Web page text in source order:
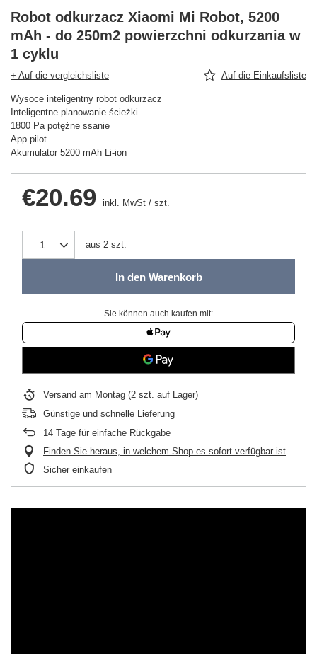
Robot odkurzacz Xiaomi Mi Robot, 5200
mAh - do 250m2 powierzchni odkurzania w
1 cyklu
+ Auf die vergleichsliste Auf die Einkaufsliste
Wysoce inteligentny robot odkurzacz
Inteligentne planowanie ścieżki
1800 Pa potężne ssanie
App pilot
Akumulator 5200 mAh Li-ion
€20.69 inkl. MwSt / szt.
aus 2 szt.
In den Warenkorb
Sie können auch kaufen mit:
Versand am Montag (2 szt. auf Lager)
Günstige und schnelle Lieferung
14 Tage für einfache Rückgabe
Finden Sie heraus, in welchem Shop es sofort verfügbar ist
Sicher einkaufen